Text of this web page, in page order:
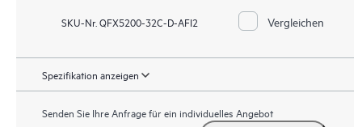
SKU-Nr. QFX5200-32C-D-AFI2 Vergleichen
Spezifikation anzeigen
Senden Sie Ihre Anfrage für ein individuelles Angebot